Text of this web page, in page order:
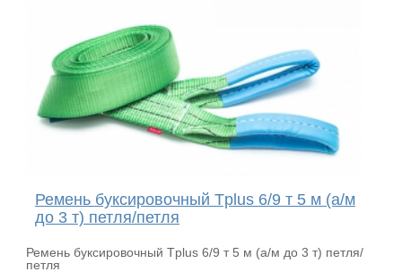
Ремень буксировочный Tplus 6/9 т 5 м (а/м
до 3 т) петля/петля
Ремень буксировочный Tplus 6/9 т 5 м (а/м до 3 т) петля/
петля